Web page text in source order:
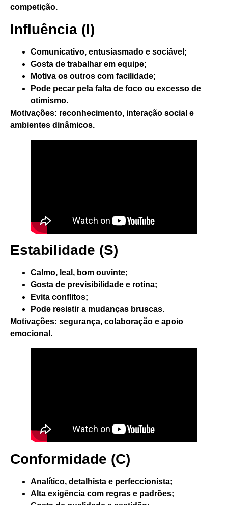
competição.
Influência (I)
Comunicativo, entusiasmado e sociável;
Gosta de trabalhar em equipe;
Motiva os outros com facilidade;
Pode pecar pela falta de foco ou excesso de
otimismo.
Motivações: reconhecimento, interação social e
ambientes dinâmicos.
Estabilidade (S)
Calmo, leal, bom ouvinte;
Gosta de previsibilidade e rotina;
Evita conflitos;
Pode resistir a mudanças bruscas.
Motivações: segurança, colaboração e apoio
emocional.
Conformidade (C)
Analítico, detalhista e perfeccionista;
Alta exigência com regras e padrões;